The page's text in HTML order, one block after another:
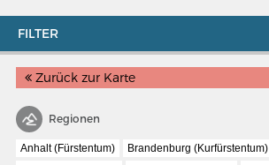
MERIANS DEUTSCHLAND 1642 - 1654
Interaktive Karte
Bildergalerie Topographia Germaniae
FILTER
Zurück zur Karte
Regionen
Anhalt (Fürstentum)
Brandenburg (Kurfürstentum)